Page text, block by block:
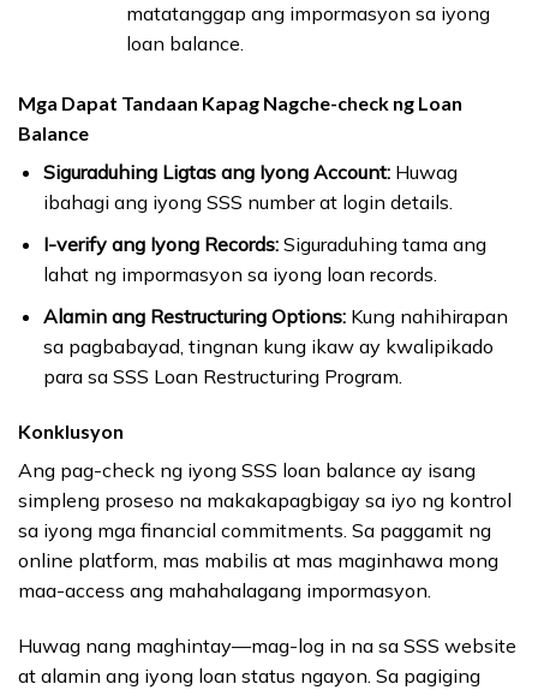
matatanggap ang impormasyon sa iyong
loan balance.
Mga Dapat Tandaan Kapag Nagche-check ng Loan
Balance
Siguraduhing Ligtas ang Iyong Account:Huwag
ibahagi ang iyong SSS number at login details.
I-verify ang Iyong Records:Siguraduhing tama ang
lahat ng impormasyon sa iyong loan records.
Alamin ang Restructuring Options:Kung nahihirapan
sa pagbabayad, tingnan kung ikaw ay kwalipikado
para sa SSS Loan Restructuring Program.
Konklusyon
Ang pag-check ng iyong SSS loan balance ay isang
simpleng proseso na makakapagbigay sa iyo ng kontrol
sa iyong mga financial commitments. Sa paggamit ng
online platform, mas mabilis at mas maginhawa mong
maa-access ang mahahalagang impormasyon.
Huwag nang maghintay—mag-log in na sa SSS website
at alamin ang iyong loan status ngayon. Sa pagiging